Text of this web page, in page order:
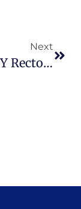
Next
Rectores Y Rectoras De Universidades De La CUP Sesiona Por Primera Vez En La Universidad Miguel De Cervantes